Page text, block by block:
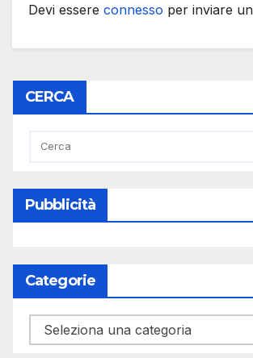
Devi essere connesso per inviare
CERCA
Pubblicità
Categorie
Categorie